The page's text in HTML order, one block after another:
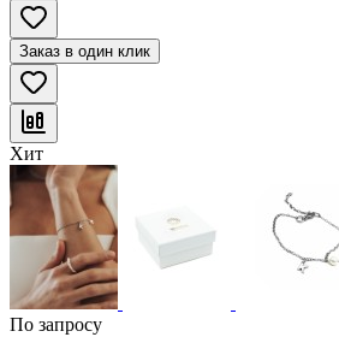
Заказ в один клик
Хит
По запросу